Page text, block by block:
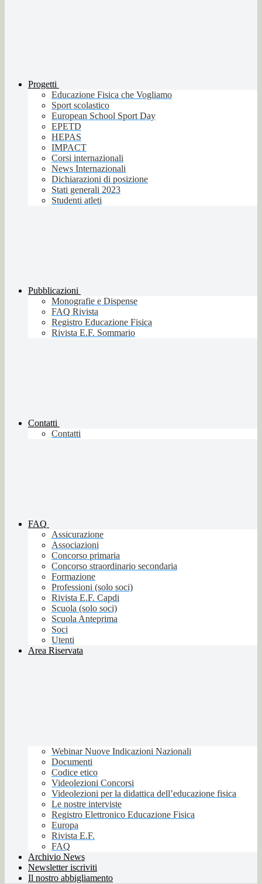
Progetti
Educazione Fisica che Vogliamo
Sport scolastico
European School Sport Day
EPETD
HEPAS
IMPACT
Corsi internazionali
News Internazionali
Dichiarazioni di posizione
Stati generali 2023
Studenti atleti
Pubblicazioni
Monografie e Dispense
FAQ Rivista
Registro Educazione Fisica
Rivista E.F. Sommario
Contatti
Contatti
FAQ
Assicurazione
Associazioni
Concorso primaria
Concorso straordinario secondaria
Formazione
Professioni (solo soci)
Rivista E.F. Capdi
Scuola (solo soci)
Scuola Anteprima
Soci
Utenti
Area Riservata
Webinar Nuove Indicazioni Nazionali
Documenti
Codice etico
Videolezioni Concorsi
Videolezioni per la didattica dell’educazione fisica
Le nostre interviste
Registro Elettronico Educazione Fisica
Europa
Rivista E.F.
FAQ
Archivio News
Newsletter iscriviti
Il nostro abbigliamento